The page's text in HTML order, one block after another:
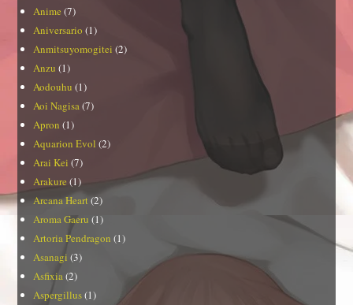
Anime (7)
Aniversario (1)
Anmitsuyomogitei (2)
Anzu (1)
Aodouhu (1)
Aoi Nagisa(7)
Apron (1)
Aquarion Evol (2)
Arai Kei (7)
Arakure (1)
Arcana Heart(2)
Aroma Gaeru (1)
Artoria Pendragon (1)
Asanagi (3)
Asfixia(2)
Aspergillus(1)